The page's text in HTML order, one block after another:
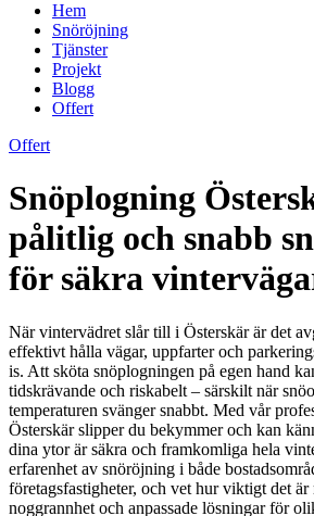
Hem
Snöröjning
Tjänster
Projekt
Blogg
Offert
Offert
Snöplogning
pålitlig och snabb
för säkra
När vintervädret slår till i Österskär är det
effektivt hålla vägar, uppfarter och
is. Att sköta snöplogningen på egen hand
tidskrävande och riskabelt – särskilt när
temperaturen svänger snabbt. Med vår
Österskär slipper du bekymmer och kan
dina ytor är säkra och framkomliga hela
erfarenhet av snöröjning i både
företagsfastigheter, och vet hur viktigt det
noggrannhet och anpassade lösningar för